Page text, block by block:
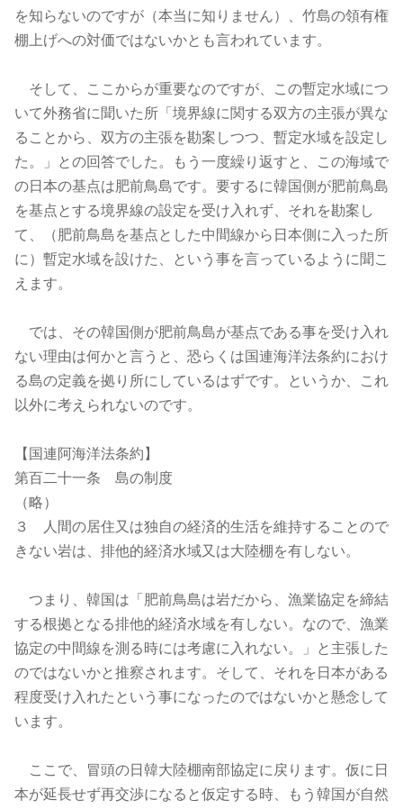
を知らないのですが（本当に知りません）、竹島の領有権
棚上げへの対価ではないかとも言われています。
そして、ここからが重要なのですが、この暫定水域につ
いて外務省に聞いた所「境界線に関する双方の主張が異な
ることから、双方の主張を勘案しつつ、暫定水域を設定し
た。」との回答でした。もう一度繰り返すと、この海域で
の日本の基点は肥前鳥島です。要するに韓国側が肥前鳥島
を基点とする境界線の設定を受け入れず、それを勘案し
て、（肥前鳥島を基点とした中間線から日本側に入った所
に）暫定水域を設けた、という事を言っているように聞こ
えます。
では、その韓国側が肥前鳥島が基点である事を受け入れ
ない理由は何かと言うと、恐らくは国連海洋法条約におけ
る島の定義を拠り所にしているはずです。というか、これ
以外に考えられないのです。
【国連阿海洋法条約】
第百二十一条 島の制度
（略）
３ 人間の居住又は独自の経済的生活を維持することので
きない岩は、排他的経済水域又は大陸棚を有しない。
つまり、韓国は「肥前鳥島は岩だから、漁業協定を締結
する根拠となる排他的経済水域を有しない。なので、漁業
協定の中間線を測る時には考慮に入れない。」と主張した
のではないかと推察されます。そして、それを日本がある
程度受け入れたという事になったのではないかと懸念して
います。
ここで、冒頭の日韓大陸棚南部協定に戻ります。仮に日
本が延長せず再交渉になると仮定する時、もう韓国が自然